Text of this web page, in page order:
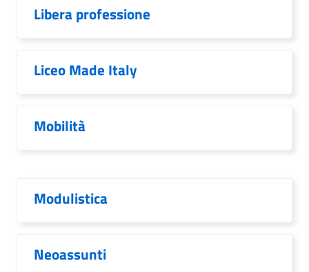
Libera professione
Liceo Made Italy
Mobilità
Modulistica
Neoassunti